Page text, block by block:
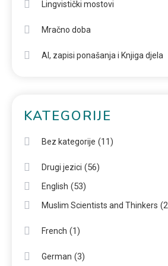
Lingvistički mostovi
Mračno doba
AI, zapisi ponašanja i Knjiga djela
KATEGORIJE
Bez kategorije (11)
Drugi jezici (56)
English (53)
Muslim Scientists and Thinkers
French (1)
German (3)